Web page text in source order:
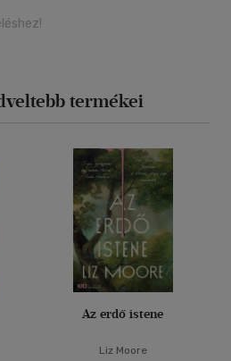
termékei
Az erdő istene
Liz Moore